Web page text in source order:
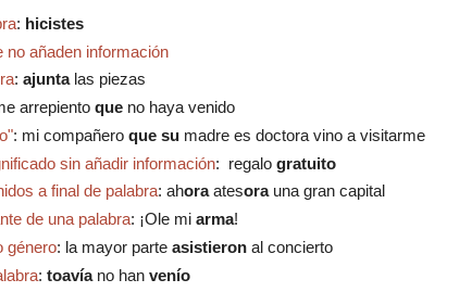
: hicistes
no añaden información
: ajunta las piezas
arrepiento queno haya venido
: mi compañero que sumadre es doctora vino a visitarme
sin añadir información: regalo gratuito
a final de palabra: ahoraatesorauna gran capital
de una palabra: ¡Ole miarma!
género: la mayor parte asistieron al concierto
: toavía no han venío